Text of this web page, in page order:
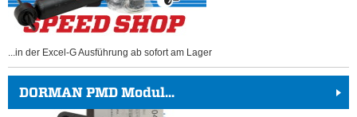
...in der Excel-G Ausführung ab sofort am Lager
DORMAN PMD Modul...